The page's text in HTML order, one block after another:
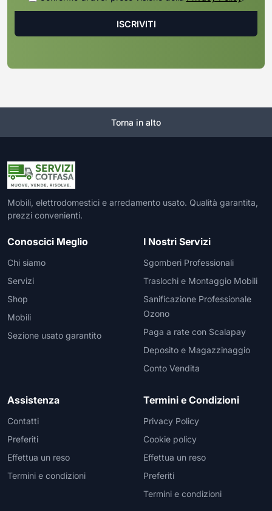
Torna in alto
Mobili, elettrodomestici e arredamento usato. Qualità garantita,
prezzi convenienti.
Conoscici Meglio
Chi siamo
Servizi
Shop
Mobili
Sezione usato garantito
I Nostri Servizi
Sgomberi Professionali
Traslochi e Montaggio Mobili
Sanificazione Professionale
Ozono
Paga a rate con Scalapay
Deposito e Magazzinaggio
Conto Vendita
Assistenza
Contatti
Preferiti
Effettua un reso
Termini e condizioni
Termini e Condizioni
Privacy Policy
Cookie policy
Effettua un reso
Preferiti
Termini e condizioni